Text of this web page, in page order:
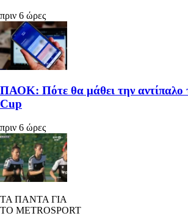
πριν 6 ώρες
ΠΑΟΚ: Πότε θα μάθει την αντίπαλο
Cup
πριν 6 ώρες
ΤΑ ΠΑΝΤΑ ΓΙΑ
ΤΟ METROSPORT